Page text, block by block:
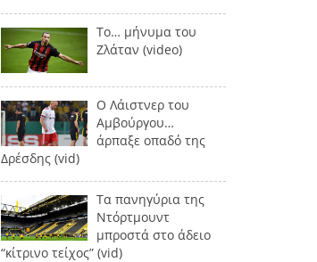
Το… μήνυμα του
Ζλάταν (video)
Ο Λάιστνερ του
Αμβούργου…
άρπαξε οπαδό της
Δρέσδης (vid)
Τα πανηγύρια της
Ντόρτμουντ
μπροστά στο άδειο
“κίτρινο τείχος” (vid)